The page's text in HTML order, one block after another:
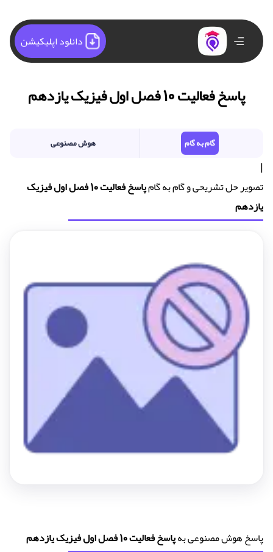
دانلود اپلیکیشن
پاسخ فعالیت 10 فصل اول فیزیک یازدهم
گام به گام هوش مصنوعی
|
تصویر حل تشریحی و گام به گام
پاسخ فعالیت 10 فصل اول فیزیک
یازدهم
پاسخ هوش مصنوعی بهپاسخ فعالیت 10 فصل اول فیزیک یازدهم